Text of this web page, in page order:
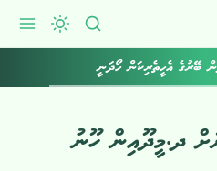
ދ.މީދޫއިން ހޫނު